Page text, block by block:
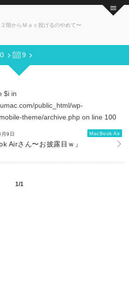
階からＭａｃ投げるのやめて〜
9
$i in
public_html/wp-
theme/archive.php on line 100
9日 MacBook Air
Airさん〜お披露目ｗ』
1/1